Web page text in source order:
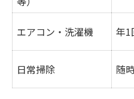
キッチンや水回りの
キッチン・水回
ハウスクリーニ
水垢・カビ対策
素材別に見る傷
エアコン・洗濯機 年1
日常掃除 随